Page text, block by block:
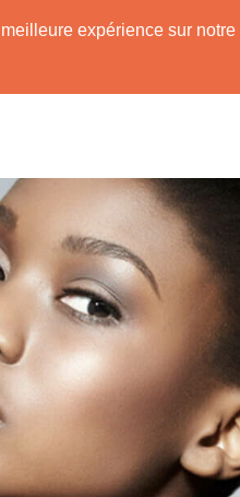
expérience sur
d'une Belle Africaine !